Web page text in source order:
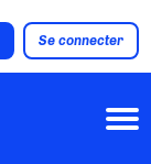
Se connecter